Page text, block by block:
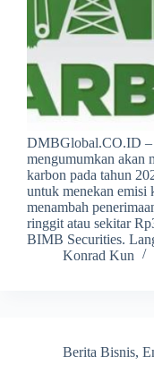
DMBGlobal.CO.ID –
mengumumkan akan
karbon pada tahun
untuk menekan emisi
menambah
ringgit atau sekitar
BIMB Securities.
Konrad Kun
Berita Bisnis,